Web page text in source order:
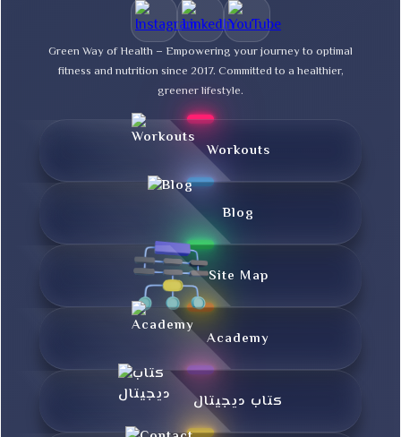
Green Way of Health – Empowering your journey to optimal
fitness and nutrition since 2017. Committed to a healthier,
greener lifestyle.
Workouts
Blog
Site Map
Academy
کتاب دیجیتال